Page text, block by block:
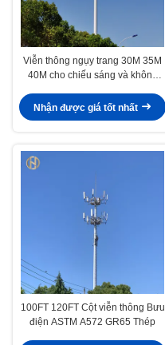
Viễn thông ngụy trang 30M 35M
40M cho chiếu sáng và không
Nhận được giá tốt nhất
100FT 120FT Cột viễn thông Bưu
điện ASTM A572 GR65 Thép